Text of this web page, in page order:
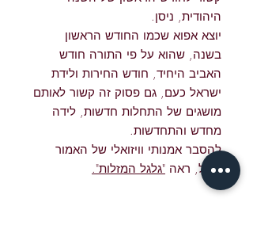
היהודית, ניסן.
יוצא אפוא שכמו החודש הראשון
בשנה, שהוא על פי התורה חודש
האביב היחיד, חודש החירות ולידת
ישראל כעם, גם פסוק זה קשור לאותם
מושגים של התחלות חדשות, לידה
מחדש והתחדשות.
להסבר אמנותי וויזואלי של האמור
לעיל, ראה "גלגל המזלות".